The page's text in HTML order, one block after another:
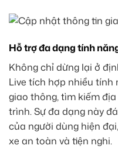
Hỗ trợ đa dạng tính
Không chỉ dừng lại ở
Live tích hợp nhiều
giao thông, tìm kiếm
trình. Sự đa dạng này
của người dùng hiện
xe an toàn và tiện nghi.